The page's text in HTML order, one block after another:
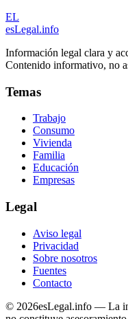
EL
esLegal.info
Información legal clara y
Contenido informativo, no
Temas
Trabajo
Consumo
Vivienda
Familia
Educación
Empresas
Legal
Aviso legal
Privacidad
Sobre nosotros
Fuentes
Contacto
© 2026esLegal.info — La